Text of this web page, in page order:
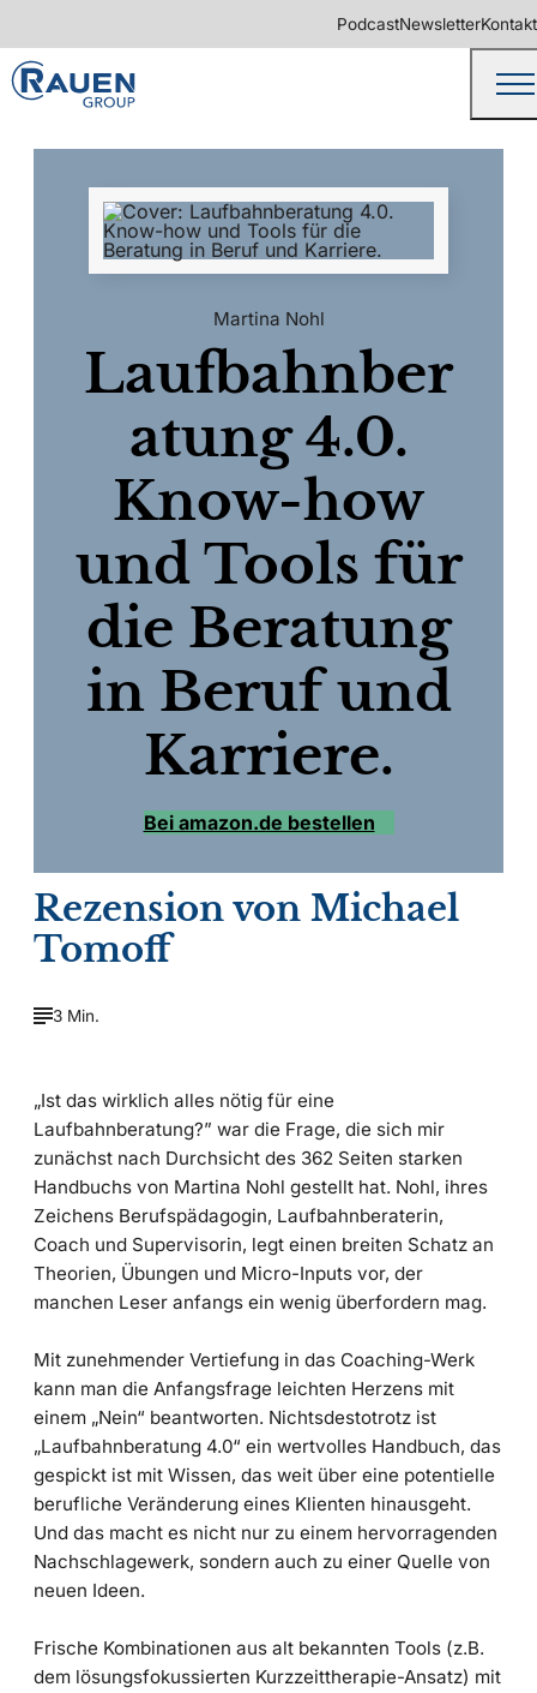
PodcastNewsletterKontakt
Martina Nohl
Laufbahnber
atung 4.0.
Know-how
und Tools für
die Beratung
in Beruf und
Karriere.
Bei amazon.de bestellen
Rezension von Michael
Tomoff
3 Min.
„Ist das wirklich alles nötig für eine
Laufbahnberatung?” war die Frage, die sich mir
zunächst nach Durchsicht des 362 Seiten starken
Handbuchs von Martina Nohl gestellt hat. Nohl, ihres
Zeichens Berufspädagogin, Laufbahnberaterin,
Coach und Supervisorin, legt einen breiten Schatz an
Theorien, Übungen und Micro-Inputs vor, der
manchen Leser anfangs ein wenig überfordern mag.
Mit zunehmender Vertiefung in das Coaching-Werk
kann man die Anfangsfrage leichten Herzens mit
einem „Nein“ beantworten. Nichtsdestotrotz ist
„Laufbahnberatung 4.0“ ein wertvolles Handbuch, das
gespickt ist mit Wissen, das weit über eine potentielle
berufliche Veränderung eines Klienten hinausgeht.
Und das macht es nicht nur zu einem hervorragenden
Nachschlagewerk, sondern auch zu einer Quelle von
neuen Ideen.
Frische Kombinationen aus alt bekannten Tools (z.B.
dem lösungsfokussierten Kurzzeittherapie-Ansatz) mit